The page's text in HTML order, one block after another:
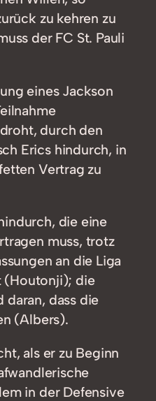
zu kehren zu
der FC St. Pauli
eines Jackson
durch den
Erics hindurch, in
Vertrag zu
die eine
muss, trotz
an die Liga
(Houtonji); die
daran, dass die
(Albers).
als er zu Beginn
in der Defensive